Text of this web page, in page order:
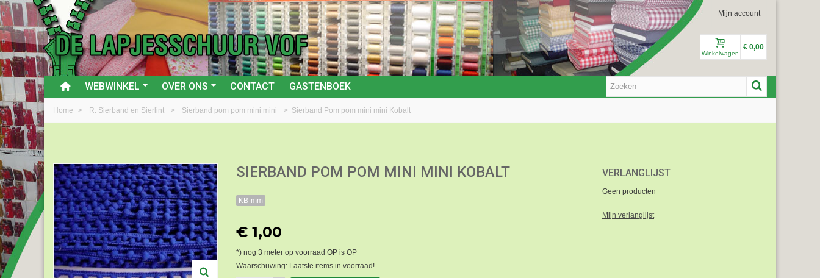
Mijn account
Winkelwagen
€ 0,00
WEBWINKEL OVER ONS CONTACT GASTENBOEK
Home > R: Sierband en Sierlint > Sierband pom pom mini mini > Sierband Pom pom mini mini Kobalt
SIERBAND POM POM MINI MINI KOBALT
KB-mm
€ 1,00
*) nog 3 meter op voorraad OP is OP
Waarschuwing: Laatste items in voorraad!
VERLANGLIJST
Geen producten
Mijn verlanglijst